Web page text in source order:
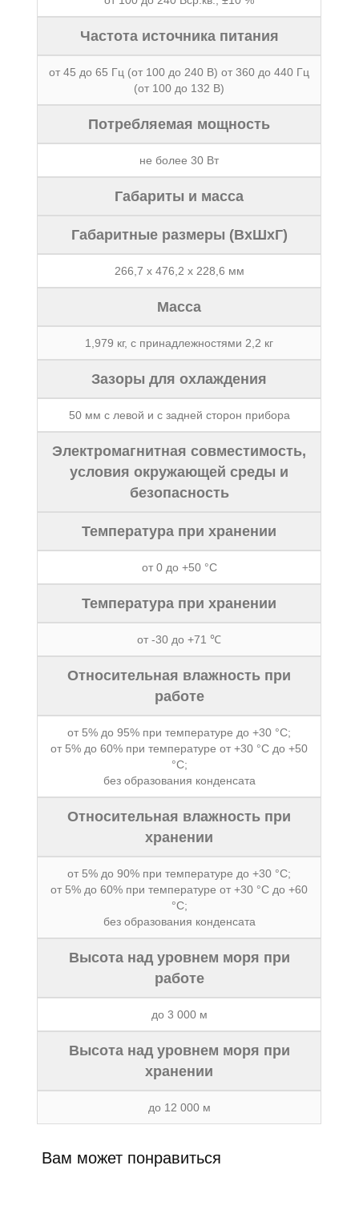
Частота источника питания
от 45 до 65 Гц (от 100 до 240 В) от 360 до 440 Гц
(от 100 до 132 В)
Потребляемая мощность
не более 30 Вт
Габариты и масса
Габаритные размеры (ВхШхГ)
266,7 х 476,2 х 228,6 мм
Масса
1,979 кг, с принадлежностями 2,2 кг
Зазоры для охлаждения
50 мм с левой и с задней сторон прибора
Электромагнитная совместимость,
условия окружающей среды и
безопасность
Температура при хранении
от 0 до +50 °C
Температура при хранении
от -30 до +71 ℃
Относительная влажность при
работе
от 5% до 95% при температуре до +30 °C;
от 5% до 60% при температуре от +30 °C до +50
°C;
без образования конденсата
Относительная влажность при
хранении
от 5% до 90% при температуре до +30 °C;
от 5% до 60% при температуре от +30 °C до +60
°C;
без образования конденсата
Высота над уровнем моря при
работе
до 3 000 м
Высота над уровнем моря при
хранении
до 12 000 м
Вам может понравиться